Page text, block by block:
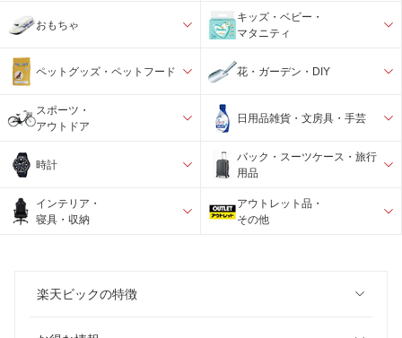
おもちゃ
キッズ・ベビー・
マタニティ
ペットグッズ・ペットフード 花・ガーデン・DIY
スポーツ・
アウトドア
日用品雑貨・文房具・手芸
時計
バック・スーツケース・旅行
用品
インテリア・
寝具・収納
アウトレット品・
その他
楽天ビックの特徴